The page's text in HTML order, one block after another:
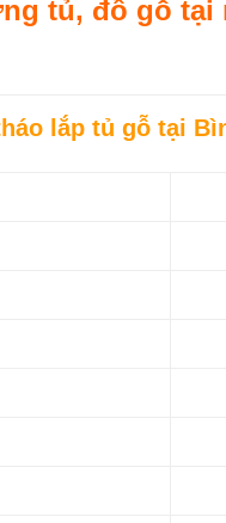
tủ, đồ gỗ tại
lắp tủ gỗ tại